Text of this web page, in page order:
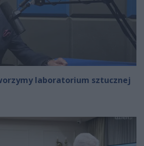
laboratorium sztucznej